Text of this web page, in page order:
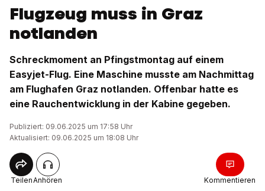
Flugzeug muss in Graz
notlanden
Schreckmoment an Pfingstmontag auf einem
Easyjet-Flug. Eine Maschine musste am Nachmittag
am Flughafen Graz notlanden. Offenbar hatte es
eine Rauchentwicklung in der Kabine gegeben.
Publiziert: 09.06.2025 um 17:58 Uhr
Aktualisiert: 09.06.2025 um 18:08 Uhr
TeilenAnhören Kommentieren